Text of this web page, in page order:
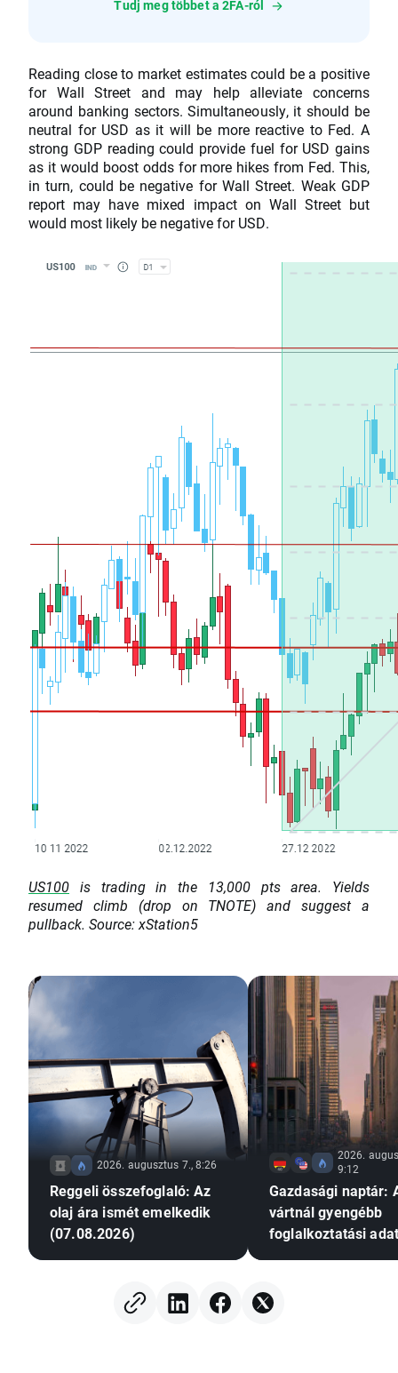
Tudj meg többet a 2FA-ról
Reading close to market estimates could be a positive
for Wall Street and may help alleviate concerns
around banking sectors. Simultaneously, it should be
neutral for USD as it will be more reactive to Fed. A
strong GDP reading could provide fuel for USD gains
as it would boost odds for more hikes from Fed. This,
in turn, could be negative for Wall Street. Weak GDP
report may have mixed impact on Wall Street but
would most likely be negative for USD.
US100 is trading in the 13,000 pts area. Yields
resumed climb (drop on TNOTE) and suggest a
pullback. Source: xStation5
2026. augusztus 7., 8:26
Reggeli összefoglaló: Az
olaj ára ismét emelkedik
(07.08.2026)
2026.
9:12
Gazdasági naptár:
vártnál gyengébb
foglalkoztatási
kamatemelésre?